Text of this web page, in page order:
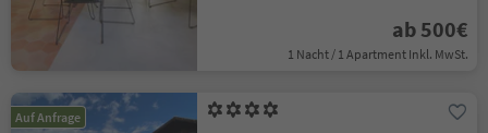
ab 500€
1 Nacht / 1 Apartment Inkl. MwSt.
Auf Anfrage